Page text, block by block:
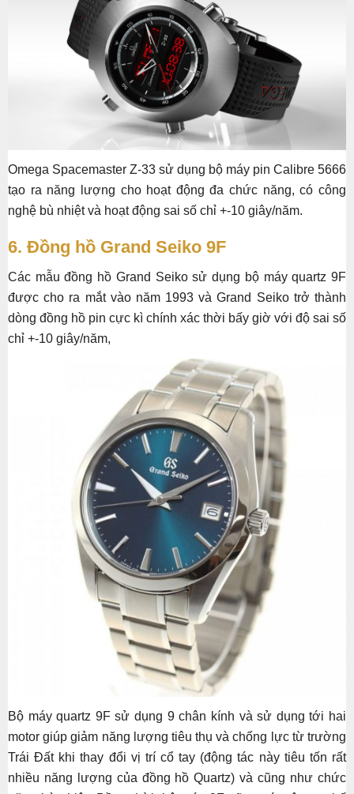
Omega Spacemaster Z-33 sử dụng bộ máy pin Calibre 5666
tạo ra năng lượng cho hoạt động đa chức năng, có công
nghệ bù nhiệt và hoạt động sai số chỉ +-10 giây/năm.
6. Đồng hồ Grand Seiko 9F
Các mẫu đồng hồ Grand Seiko sử dụng bộ máy quartz 9F
được cho ra mắt vào năm 1993 và Grand Seiko trở thành
dòng đồng hồ pin cực kì chính xác thời bấy giờ với độ sai số
chỉ +-10 giây/năm,
Bộ máy quartz 9F sử dụng 9 chân kính và sử dụng tới hai
motor giúp giảm năng lượng tiêu thụ và chống lực từ trường
Trái Đất khi thay đổi vị trí cổ tay (động tác này tiêu tốn rất
nhiều năng lượng của đồng hồ Quartz) và cũng như chức